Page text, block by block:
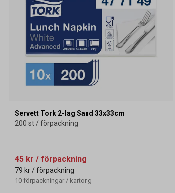
Servett Tork 2-lag Sand 33x33cm
200 st / förpackning
45 kr / förpackning
79 kr/ förpackning
10 förpackningar / kartong